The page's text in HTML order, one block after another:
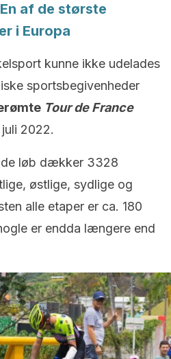
af de største
i Europa
kunne ikke udelades
sportsbegivenheder
Tour deFrance
2022.
løb dækker 3328
østlige, sydlige og
alle etaper er ca. 180
er endda længere end